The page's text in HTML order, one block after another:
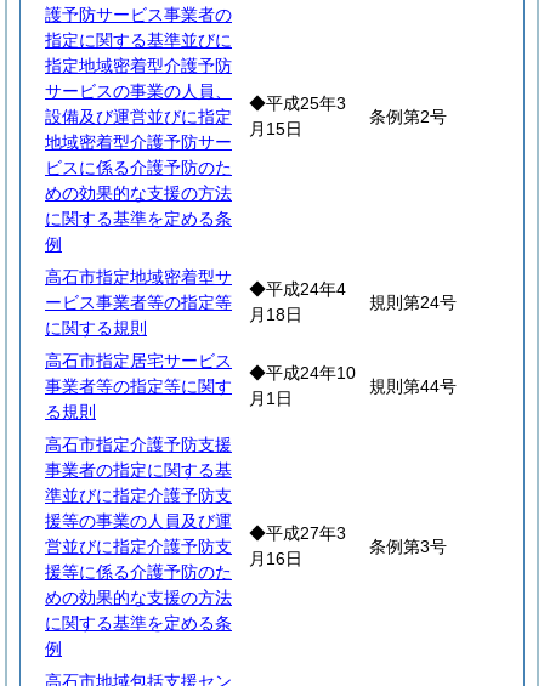
護予防サービス事業者の
指定に関する基準並びに
指定地域密着型介護予防
サービスの事業の人員、
設備及び運営並びに指定
地域密着型介護予防サー
ビスに係る介護予防のた
めの効果的な支援の方法
に関する基準を定める条
例
◆平成25年3
月15日
条例第2号
高石市指定地域密着型サ
ービス事業者等の指定等
に関する規則
◆平成24年4
月18日
規則第24号
高石市指定居宅サービス
事業者等の指定等に関す
る規則
◆平成24年10
月1日
規則第44号
高石市指定介護予防支援
事業者の指定に関する基
準並びに指定介護予防支
援等の事業の人員及び運
営並びに指定介護予防支
援等に係る介護予防のた
めの効果的な支援の方法
に関する基準を定める条
例
◆平成27年3
月16日
条例第3号
高石市地域包括支援セン